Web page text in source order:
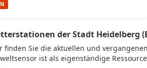
der Stadt Heidelberg
finden Sie die aktuellen und
ist als eigenständige